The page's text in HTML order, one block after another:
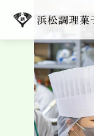
学校紹介
学科紹介